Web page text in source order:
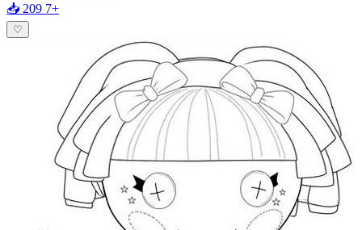
📥 209 7+
♡